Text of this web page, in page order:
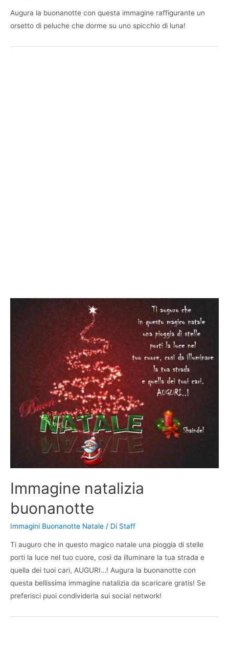
Augura la buonanotte con questa immagine raffigurante un
orsetto di peluche che dorme su uno spicchio di luna!
Immagine natalizia
buonanotte
Immagini Buonanotte Natale / Di Staff
Ti auguro che in questo magico natale una pioggia di stelle
porti la luce nel tuo cuore, così da illuminare la tua strada e
quella dei tuoi cari, AUGURI…! Augura la buonanotte con
questa bellissima immagine natalizia da scaricare gratis! Se
preferisci puoi condividerla sui social network!